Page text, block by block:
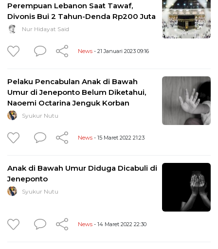
Perempuan Lebanon Saat Tawaf,
Divonis Bui 2 Tahun-Denda Rp200 Juta
Nur Hidayat Said
News - 21 Januari 2023 09:16
Pelaku Pencabulan Anak di Bawah
Umur di Jeneponto Belum Diketahui,
Naoemi Octarina Jenguk Korban
Syukur Nutu
News - 15 Maret 2022 21:23
Anak di Bawah Umur Diduga Dicabuli di
Jeneponto
Syukur Nutu
News - 14 Maret 2022 22:30